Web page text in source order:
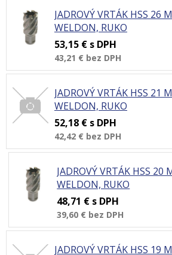
JADROVÝ VRTÁK HSS 26
WELDON, RUKO
53,15 € s DPH
43,21 € bez DPH
JADROVÝ VRTÁK HSS 21
WELDON, RUKO
52,18 € s DPH
42,42 € bez DPH
JADROVÝ VRTÁK HSS 20
WELDON, RUKO
48,71 € s DPH
39,60 € bez DPH
JADROVÝ VRTÁK HSS 19